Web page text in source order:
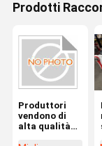
Prodotti
Produttori
vendono di
alta qualità